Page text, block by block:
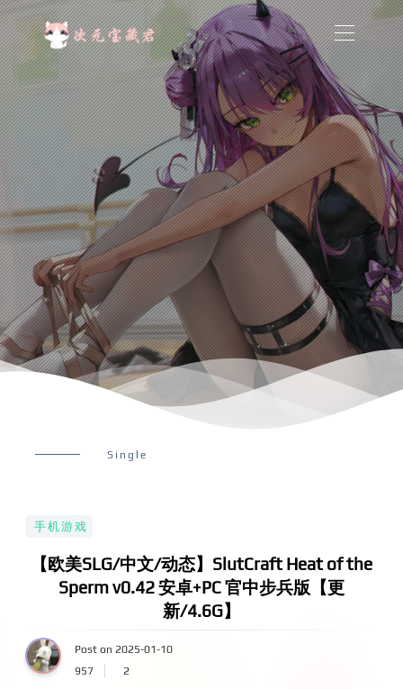
Single
手机游戏
【欧美SLG/中文/动态】SlutCraft Heat of the
Sperm v0.42 安卓+PC 官中步兵版【更
新/4.6G】
Post on 2025-01-10
957
2